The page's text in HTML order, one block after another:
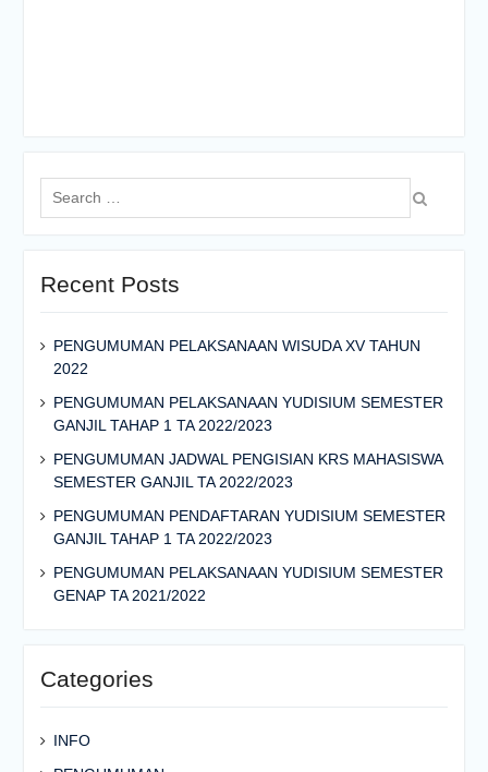
Search
for:
Recent Posts
PENGUMUMAN PELAKSANAAN WISUDA XV TAHUN
2022
PENGUMUMAN PELAKSANAAN YUDISIUM SEMESTER
GANJIL TAHAP 1 TA 2022/2023
PENGUMUMAN JADWAL PENGISIAN KRS MAHASISWA
SEMESTER GANJIL TA 2022/2023
PENGUMUMAN PENDAFTARAN YUDISIUM SEMESTER
GANJIL TAHAP 1 TA 2022/2023
PENGUMUMAN PELAKSANAAN YUDISIUM SEMESTER
GENAP TA 2021/2022
Categories
INFO